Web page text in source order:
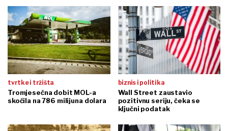
tvrtke i tržišta
Tromjesečna dobit MOL-a
skočila na 786 milijuna dolara
biznis i politika
Wall Street zaustavio
pozitivnu seriju, čeka se
ključni podatak